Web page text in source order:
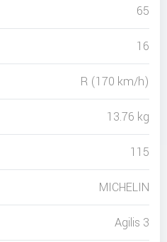
65
16
R (170 km/h)
13.76 kg
115
MICHELIN
Agilis 3